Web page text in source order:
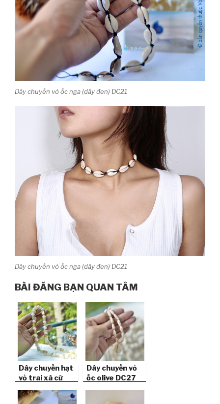
Dây chuyền vỏ ốc nga (dây đen) DC21
Dây chuyền vỏ ốc nga (dây đen) DC21
BÀI ĐĂNG BẠN QUAN TÂM
Dây chuyền hạt
vỏ trai xà cừ
Dây chuyền vỏ
ốc olive DC27